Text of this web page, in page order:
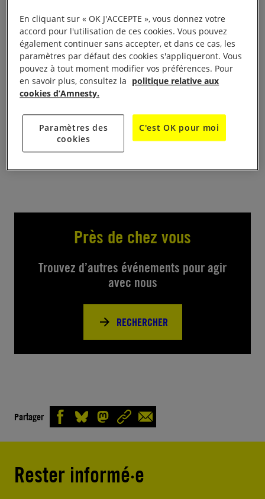
le samedi 21 janvier 2017 de 14h à 18h et le dimanche
22 janvier 2017 de 10h à 18hà Launaguetdans la
salle des fêtes, rue Jean Moulin.
Contact:
Denis Molin 0561445572
claudinemolin@aliceadsl.fr
Près de chez vous
Trouvez d’autres événements pour agir
avec nous
RECHERCHER
Partager
Rester informé·e
En cliquant sur « OK J'ACCEPTE », vous donnez votre
accord pour l'utilisation de ces cookies. Vous pouvez
également continuer sans accepter, et dans ce cas, les
paramètres par défaut des cookies s'appliqueront. Vous
pouvez à tout moment modifier vos préférences. Pour
en savoir plus, consultez la politique relative aux
cookies d’Amnesty.
Paramètres des
cookies
C'est OK pour moi